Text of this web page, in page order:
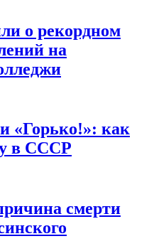
о рекордном
на
«Горько!»: как
в СССР
смерти